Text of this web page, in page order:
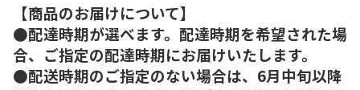
【商品のお届けについて】
●配達時期が選べます。配達時期を希望された場
合、ご指定の配達時期にお届けいたします。
●配送時期のご指定のない場合は、6月中旬以降